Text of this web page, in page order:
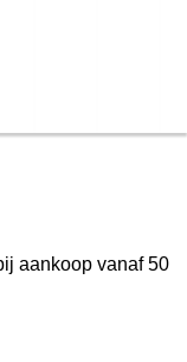
aankoop vanaf 50